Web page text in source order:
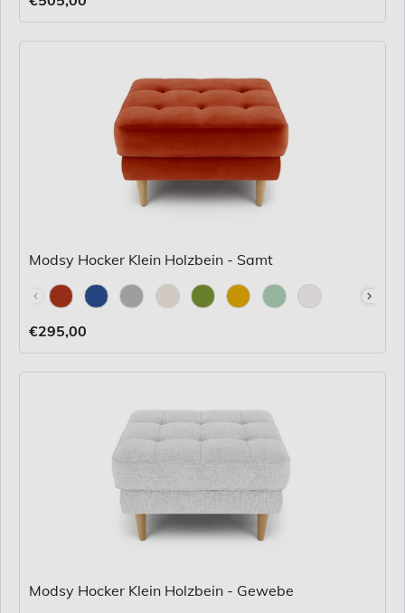
Modsy Hocker Klein Holzbein - Samt
Stoff
€295,00
Modsy Hocker Klein Holzbein - Gewebe